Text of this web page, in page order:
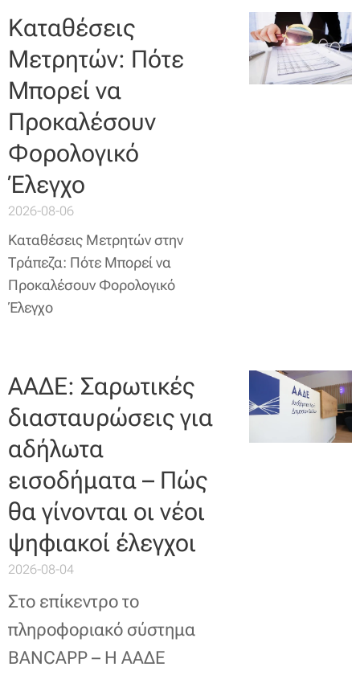
Καταθέσεις
Μετρητών: Πότε
Μπορεί να
Προκαλέσουν
Φορολογικό
Έλεγχο
2026-08-06
Καταθέσεις Μετρητών στην
Τράπεζα: Πότε Μπορεί να
Προκαλέσουν Φορολογικό
Έλεγχο
ΑΑΔΕ: Σαρωτικές
διασταυρώσεις για
αδήλωτα
εισοδήματα – Πώς
θα γίνονται οι νέοι
ψηφιακοί έλεγχοι
2026-08-04
Στο επίκεντρο το
πληροφοριακό σύστημα
BANCAPP – Η ΑΑΔΕ